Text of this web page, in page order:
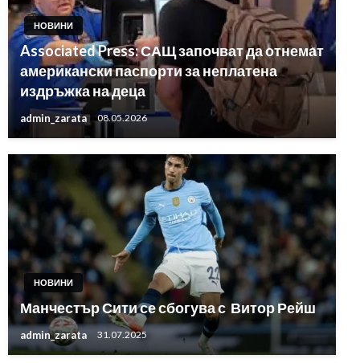
НОВИНИ
Associated Press: САЩ започват да отнемат
американски паспорти за неплатена
издръжка на деца
admin_zarata 08.05.2026
НОВИНИ
Манчестър Сити се сбогува с Витор Рейш
admin_zarata 31.07.2025